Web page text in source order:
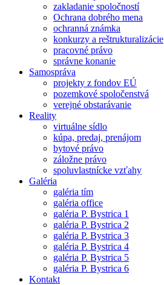
zakladanie spoločností
Ochrana dobrého mena
ochranná známka
konkurzy a reštrukturalizácie
pracovné právo
správne konanie
Samospráva
projekty z fondov EÚ
pozemkové spoločenstvá
verejné obstarávanie
Reality
virtuálne sídlo
kúpa, predaj, prenájom
bytové právo
záložne právo
spoluvlastnícke vzťahy
Galéria
galéria tím
galéria office
galéria P. Bystrica 1
galéria P. Bystrica 2
galéria P. Bystrica 3
galéria P. Bystrica 4
galéria P. Bystrica 5
galéria P. Bystrica 6
Kontakt